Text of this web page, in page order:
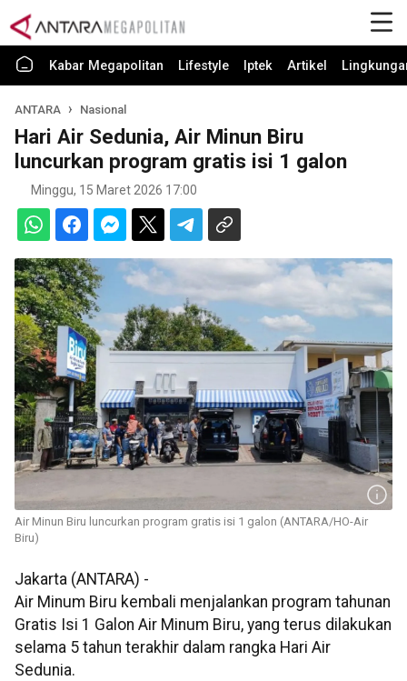
Kabar Megapolitan Lifestyle Iptek Artikel
ANTARA Nasional
Hari Air Sedunia, Air Minun Biru
luncurkan program gratis isi 1 galon
Minggu, 15 Maret 2026 17:00
Air Minun Biru luncurkan program gratis isi 1 galon (ANTARA/HO-Air
Biru)
Jakarta (ANTARA) -
Air Minum Biru kembali menjalankan program tahunan
Gratis Isi 1 Galon Air Minum Biru, yang terus dilakukan
selama 5 tahun terakhir dalam rangka Hari Air
Sedunia.